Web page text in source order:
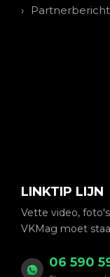
LINKTIP LIJN
Vette video,
VKMag moet
06 590